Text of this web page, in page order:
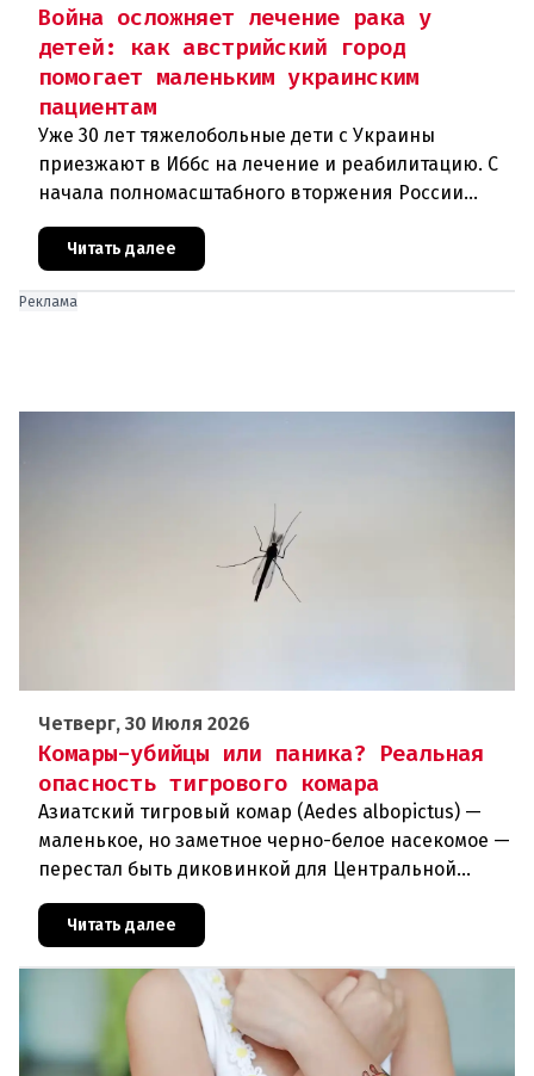
Война осложняет лечение рака у
детей: как австрийский город
помогает маленьким украинским
пациентам
Уже 30 лет тяжелобольные дети с Украины
приезжают в Иббс на лечение и реабилитацию. С
начала полномасштабного вторжения России
доступной.Трагедия Чернобыля
Читать далее
Реклама
Четверг, 30 Июля 2026
Комары-убийцы или паника? Реальная
опасность тигрового комара
Азиатский тигровый комар (Aedes albopictus) —
маленькое, но заметное черно-белое насекомое —
перестал быть диковинкой для Центральной
обосновался в регионе и теперь
Читать далее